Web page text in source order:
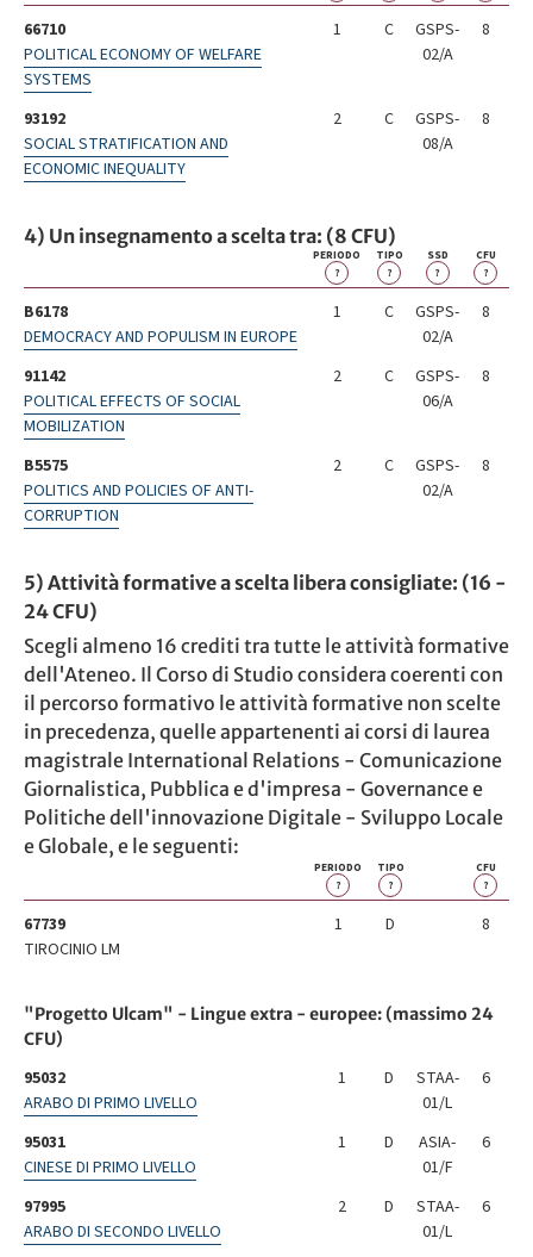
66710
POLITICAL ECONOMY OF WELFARE
SYSTEMS
1 C
GSPS-
02/A
8
93192
SOCIAL STRATIFICATION AND
ECONOMIC INEQUALITY
2 C
GSPS-
08/A
8
4) Un insegnamento a scelta tra: (8 CFU)
PERIODO
?
TIPO
?
SSD
?
CFU
?
B6178
DEMOCRACY AND POPULISM IN EUROPE
1 C
GSPS-
02/A
8
91142
POLITICAL EFFECTS OF SOCIAL
MOBILIZATION
2 C
GSPS-
06/A
8
B5575
POLITICS AND POLICIES OF ANTI-
CORRUPTION
2 C
GSPS-
02/A
8
5) Attività formative a scelta libera consigliate: (16 -
24 CFU)
Scegli almeno 16 crediti tra tutte le attività formative
dell'Ateneo. Il Corso di Studio considera coerenti con
il percorso formativo le attività formative non scelte
in precedenza, quelle appartenenti ai corsi di laurea
magistrale International Relations - Comunicazione
Giornalistica, Pubblica e d'impresa - Governance e
Politiche dell'innovazione Digitale - Sviluppo Locale
e Globale, e le seguenti:
PERIODO
?
TIPO
?
CFU
?
67739
TIROCINIO LM
1 D 8
"Progetto Ulcam" - Lingue extra - europee: (massimo 24
CFU)
95032
ARABO DI PRIMO LIVELLO
1 D
STAA-
01/L
6
95031
CINESE DI PRIMO LIVELLO
1 D
ASIA-
01/F
6
97995
ARABO DI SECONDO LIVELLO
2 D
STAA-
01/L
6